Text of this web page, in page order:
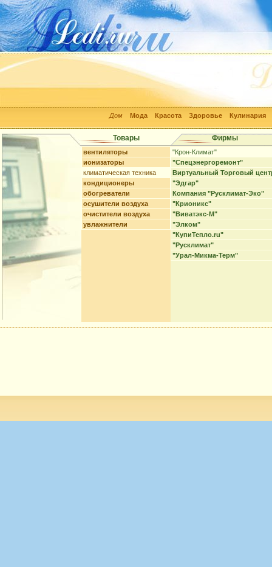
Дом Мода Красота Здоровье Кулинария
Товары Фирмы
вентиляторы
ионизаторы
климатическая техника
кондиционеры
обогреватели
осушители воздуха
очистители воздуха
увлажнители
"Крон-Климат"
"Спецэнергоремонт"
Виртуальный Торговый
"Эдгар"
Компания "Русклимат-Эко"
"Крионикс"
"Виватэкс-М"
"Элком"
"КупиТепло.ru"
"Русклимат"
"Урал-Микма-Терм"